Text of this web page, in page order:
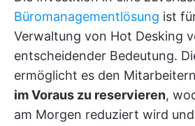
Büromanagementlösung ist
Verwaltung von Hot Desking
entscheidender Bedeutung.
ermöglicht es den
im Voraus zu reservieren,
am Morgen reduziert wird